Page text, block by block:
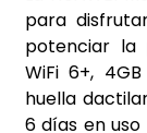
para
potenciar la
WiFi 6+,
huella
6 días en